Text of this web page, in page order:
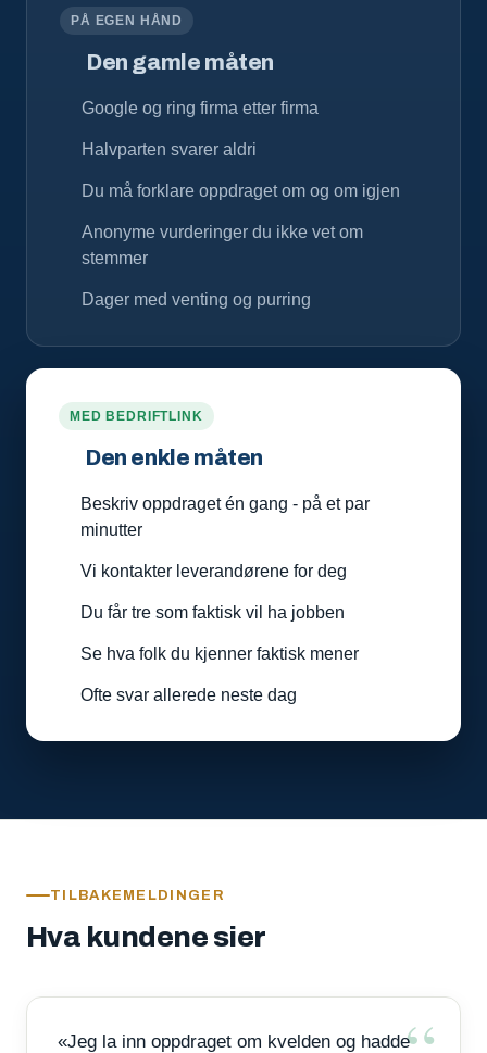
PÅ EGEN HÅND
Den gamle måten
Google og ring firma etter firma
Halvparten svarer aldri
Du må forklare oppdraget om og om igjen
Anonyme vurderinger du ikke vet om
stemmer
Dager med venting og purring
MED BEDRIFTLINK
Den enkle måten
Beskriv oppdraget én gang - på et par
minutter
Vi kontakter leverandørene for deg
Du får tre som faktisk vil ha jobben
Se hva folk du kjenner faktisk mener
Ofte svar allerede neste dag
TILBAKEMELDINGER
Hva kundene sier
«Jeg la inn oppdraget om kvelden og hadde